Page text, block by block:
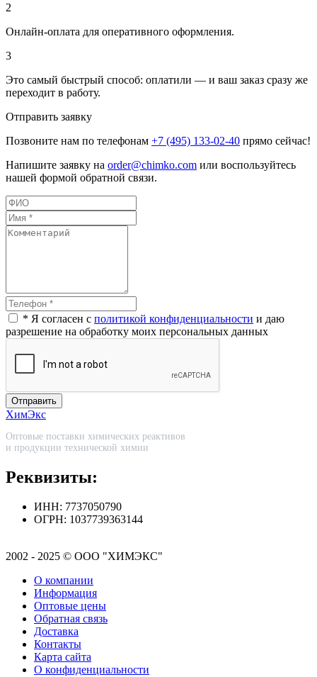
2
Онлайн-оплата для оперативного оформления.
3
Это самый быстрый способ: оплатили — и ваш заказ сразу же
переходит в работу.
Отправить заявку
Позвоните нам по телефонам +7 (495) 133-02-40 прямо сейчас!
Напишите заявку на order@chimko.com или воспользуйтесь
нашей формой обратной связи.
* Я согласен с политикой конфиденциальности и даю
разрешение на обработку моих персональных данных
Отправить
ХимЭкс
Оптовые поставки химических реактивов
и продукции технической химии
Реквизиты:
ИНН: 7737050790
ОГРН: 1037739363144
2002 - 2025 © ООО "ХИМЭКС"
О компании
Информация
Оптовые цены
Обратная связь
Доставка
Контакты
Карта сайта
О конфиденциальности